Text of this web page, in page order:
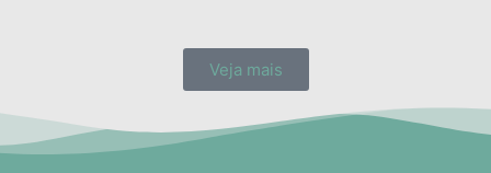
Veja mais